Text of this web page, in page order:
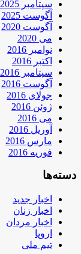
سپتامبر 2025
آگوست 2025
آگوست 2020
می 2020
نوامبر 2016
اکتبر 2016
سپتامبر 2016
آگوست 2016
جولای 2016
ژوئن 2016
می 2016
آوریل 2016
مارس 2016
فوریه 2016
دسته‌ها
اخبار جدید
اخبار زنان
اخبار مردان
اروپا
تیم ملی